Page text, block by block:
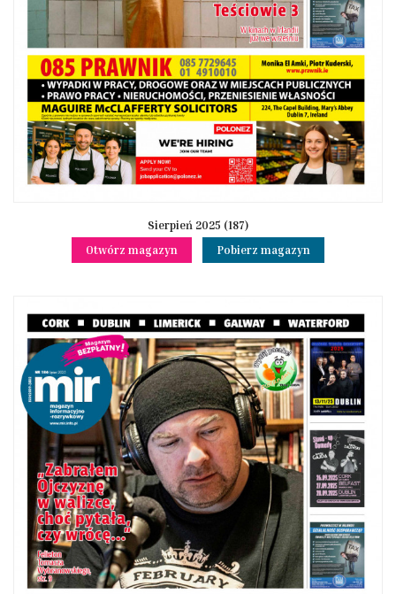
Sierpień 2025 (187)
Otwórz magazyn
Pobierz magazyn